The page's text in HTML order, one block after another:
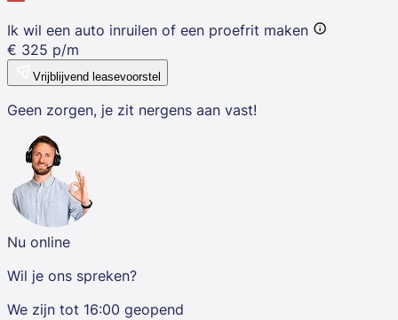
Ik wil een auto inruilen of een proefrit maken
€ 325 p/m
Vrijblijvend leasevoorstel
Geen zorgen, je zit nergens aan vast!
Nu online
Wil je ons spreken?
We zijn tot 16:00 geopend